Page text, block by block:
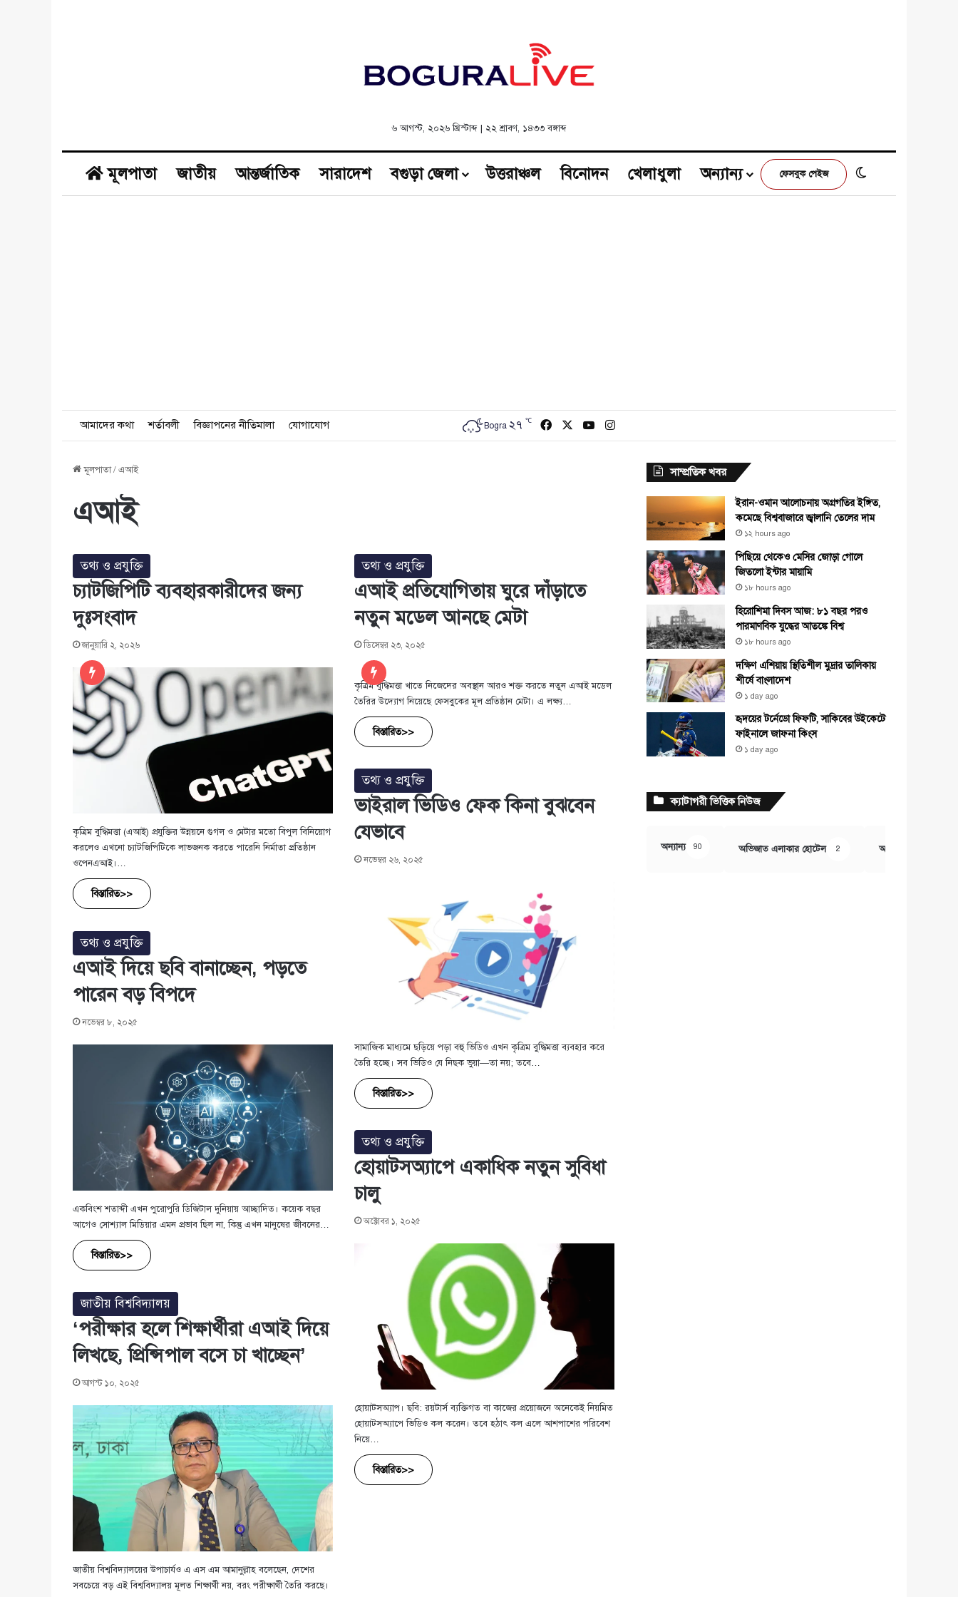
৬ আগস্ট, ২০২৬ খ্রিস্টাব্দ| ২২ শ্রাবণ, ১৪৩৩ বঙ্গাব্দ
মূলপাতা জাতীয় আন্তর্জাতিক সারাদেশ বগুড়া জেলা উত্তরাঞ্চল বিনোদন খেলাধুলা অন্যান্য ফেসবুক পেইজ
আমাদের কথা শর্তাবলী বিজ্ঞাপনের নীতিমালা যোগাযোগ Bogra ২৭ ℃ FacebookYouTubeInstagram
মূলপাতা/এআই
এআই
তথ্য ও প্রযুক্তি
চ্যাটজিপিটি ব্যবহারকারীদের জন্য
দুঃসংবাদ
জানুয়ারি ২, ২০২৬
কৃত্রিম বুদ্ধিমত্তা (এআই) প্রযুক্তির উন্নয়নে গুগল ও মেটার মতো বিপুল বিনিয়োগ
করলেও এখনো চ্যাটজিপিটিকে লাভজনক করতে পারেনি নির্মাতা প্রতিষ্ঠান
ওপেনএআই।…
বিস্তারিত>>
তথ্য ও প্রযুক্তি
এআই প্রতিযোগিতায় ঘুরে দাঁড়াতে
নতুন মডেল আনছে মেটা
ডিসেম্বর ২৩, ২০২৫
কৃত্রিম বুদ্ধিমত্তা খাতে নিজেদের অবস্থান আরও শক্ত করতে নতুন এআই মডেল
তৈরির উদ্যোগ নিয়েছে ফেসবুকের মূল প্রতিষ্ঠান মেটা। এ লক্ষ্য…
বিস্তারিত>>
তথ্য ও প্রযুক্তি
ভাইরাল ভিডিও ফেক কিনা বুঝবেন
যেভাবে
নভেম্বর ২৬, ২০২৫
সামাজিক মাধ্যমে ছড়িয়ে পড়া বহু ভিডিও এখন কৃত্রিম বুদ্ধিমত্তা ব্যবহার করে
তৈরি হচ্ছে। সব ভিডিও যে নিছক ভুয়া—তা নয়; তবে…
বিস্তারিত>>
তথ্য ও প্রযুক্তি
এআই দিয়ে ছবি বানাচ্ছেন, পড়তে
পারেন বড় বিপদে
নভেম্বর ৮, ২০২৫
একবিংশ শতাব্দী এখন পুরোপুরি ডিজিটাল দুনিয়ায় আচ্ছাদিত। কয়েক বছর
আগেও সোশ্যাল মিডিয়ার এমন প্রভাব ছিল না, কিন্তু এখন মানুষের জীবনের…
বিস্তারিত>>
তথ্য ও প্রযুক্তি
হোয়াটসঅ্যাপে একাধিক নতুন সুবিধা
চালু
অক্টোবর ১, ২০২৫
হোয়াটসঅ্যাপ। ছবি: রয়টার্স ব্যক্তিগত বা কাজের প্রয়োজনে অনেকেই নিয়মিত
হোয়াটসঅ্যাপে ভিডিও কল করেন। তবে হঠাৎ কল এলে আশপাশের পরিবেশ
নিয়ে…
বিস্তারিত>>
জাতীয় বিশ্ববিদ্যালয়
‘পরীক্ষার হলে শিক্ষার্থীরা এআই দিয়ে
লিখছে, প্রিন্সিপাল বসে চা খাচ্ছেন’
আগস্ট ১০, ২০২৫
জাতীয় বিশ্ববিদ্যালয়ের উপাচার্যও এ এস এম আমানুল্লাহ বলেছেন, দেশের
সবচেয়ে বড় এই বিশ্ববিদ্যালয় মূলত শিক্ষার্থী নয়, বরং পরীক্ষার্থী তৈরি করছে।
সাম্প্রতিক খবর
ইরান-ওমান আলোচনায় অগ্রগতির ইঙ্গিত,
কমেছে বিশ্ববাজারে জ্বালানি তেলের দাম
১২ hours ago
পিছিয়ে থেকেও মেসির জোড়া গোলে
জিতলো ইন্টার মায়ামি
১৮ hours ago
হিরোশিমা দিবস আজ: ৮১ বছর পরও
পারমাণবিক যুদ্ধের আতঙ্কে বিশ্ব
১৮ hours ago
দক্ষিণ এশিয়ায় স্থিতিশীল মুদ্রার তালিকায়
শীর্ষে বাংলাদেশ
১ day ago
হৃদয়ের টর্নেডো ফিফটি, সাকিবের উইকেটে
ফাইনালে জাফনা কিংস
১ day ago
ক্যাটাগরী ভিত্তিক নিউজ
অন্যান্য 90 অভিজাত এলাকার হোটেল 2 অর্থ ও বানিজ্য